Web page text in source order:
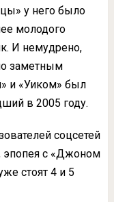
у него было
молодого
И немудрено,
заметным
и «Уиком» был
в 2005 году.
соцсетей
эпопея с «Джоном
стоят 4 и 5